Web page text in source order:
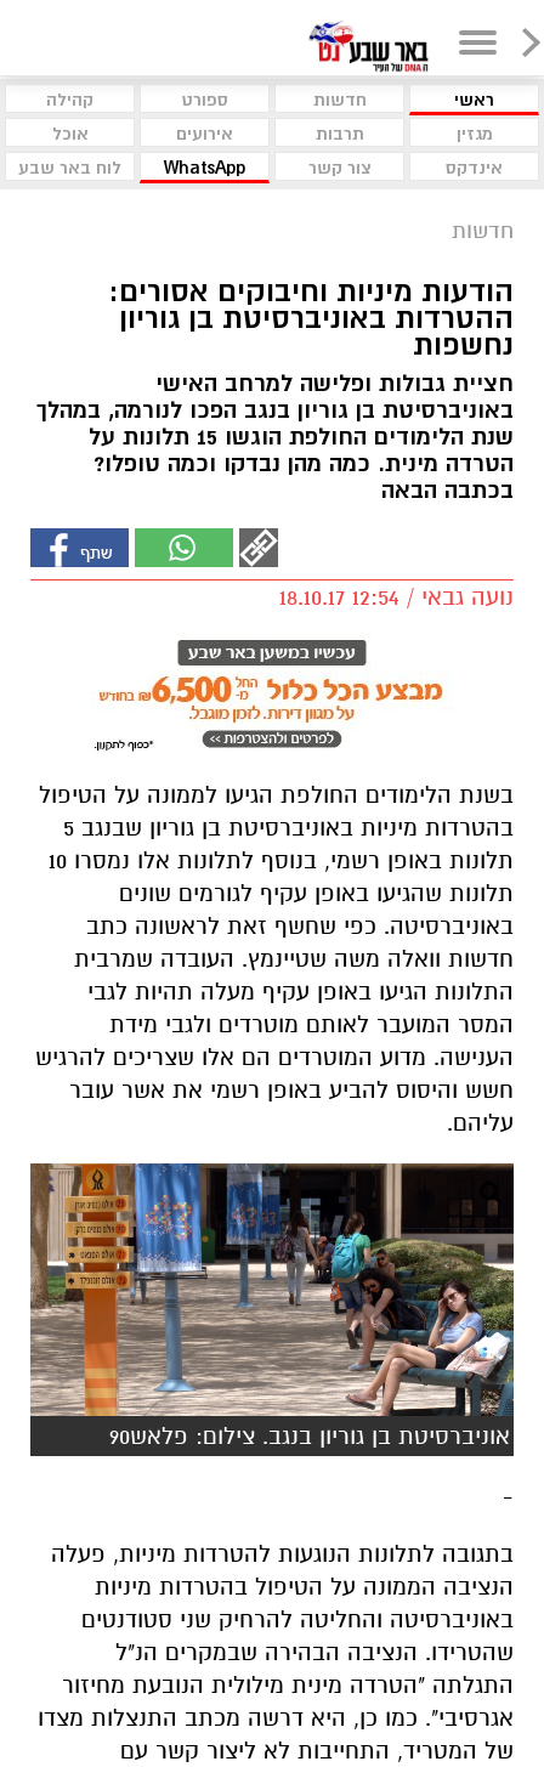
ראשי חדשות ספורט
קהילה
מגזין
תרבות אירועים
אוכל
אינדקס
צור קשר WhatsApp לוח באר שבע
חדשות
הודעות מיניות וחיבוקים אסורים:
ההטרדות באוניברסיטת בן גוריון
נחשפות
חציית גבולות ופלישה למרחב האישי
באוניברסיטת בן גוריון בנגב הפכו לנורמה, במהלך
שנת הלימודים החולפת הוגשו 15 תלונות על
הטרדה מינית. כמה מהן נבדקו וכמה טופלו?
בכתבה הבאה
נועה גבאי / 12:54 18.10.17
בשנת הלימודים החולפת הגיעו לממונה על הטיפול
בהטרדות מיניות באוניברסיטת בן גוריון שבנגב 5
תלונות באופן רשמי, בנוסף לתלונות אלו נמסרו 10
תלונות שהגיעו באופן עקיף לגורמים שונים
באוניברסיטה. כפי שחשף זאת לראשונה כתב
חדשות וואלה משה שטיינמץ. העובדה שמרבית
התלונות הגיעו באופן עקיף מעלה תהיות לגבי
המסר המועבר לאותם מוטרדים ולגבי מידת
הענישה. מדוע המוטרדים הם אלו שצריכים להרגיש
חשש והיסוס להביע באופן רשמי את אשר עובר
עליהם.
אוניברסיטת בן גוריון בנגב. צילום: פלאש90
-
בתגובה לתלונות הנוגעות להטרדות מיניות, פעלה
הנציבה הממונה על הטיפול בהטרדות מיניות
באוניברסיטה והחליטה להרחיק שני סטודנטים
שהטרידו. הנציבה הבהירה שבמקרים הנ"ל
התגלתה "הטרדה מינית מילולית הנובעת מחיזור
אגרסיבי". כמו כן, היא דרשה מכתב התנצלות מצדו
של המטריד, התחייבות לא ליצור קשר עם